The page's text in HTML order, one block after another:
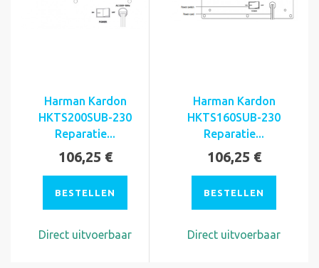
Harman Kardon
HKTS200SUB-230
Reparatie...
106,25 €
BESTELLEN
Direct uitvoerbaar
Harman Kardon
HKTS160SUB-230
Reparatie...
106,25 €
BESTELLEN
Direct uitvoerbaar